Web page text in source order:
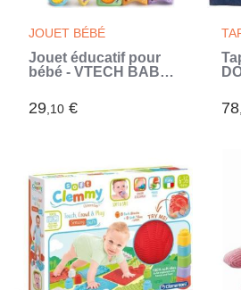
JOUET BÉBÉ
Jouet éducatif pour
bébé - VTECH BABY -
Formes - Multicolore -
Rouge - A partir de 12
29,10 € 78